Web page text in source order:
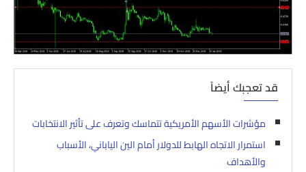
قد تعجبك أيضاً
مؤشرات الأسهم الأمريكية تتماسك وتعرف على تأثير الانتخابات
استمرار الاتجاه الهابط للدولار أمام الين الياباني، الأسباب
والأهداف